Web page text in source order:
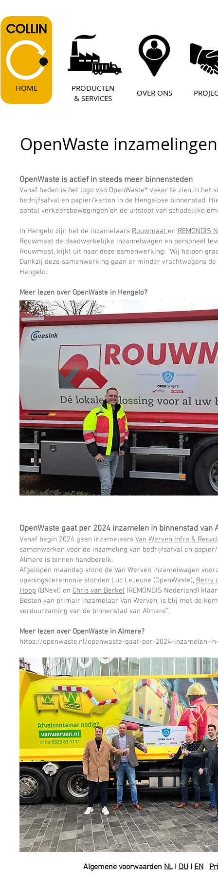
HOME
PRODUCTEN
& SERVICES
OVER ONS
OpenWaste
OpenWaste is actief in steeds meer binnensteden
Vanaf heden is het logo van OpenWaste® vaker te zien in
bedrijfsafval en papier/karton in de Hengelose binnenstad.
aantal verkeersbewegingen en de uitstoot van schadelijke
In Hengelo zijn het de inzamelaars Rouwmaat en REMONDIS
Rouwmaat de daadwerkelijke inzamelwagen en personeel
Rouwmaat, kijkt uit naar deze samenwerking: “Wij helpen
Dankzij deze samenwerking gaan er minder vrachtwagens
Hengelo.”
Meer lezen over OpenWaste in Hengelo?
https://openwaste.nl/binnenstad-hengelo-schoner-door-
OpenWaste gaat per 2024 inzamelen in binnenstad van
Vanaf begin 2024 gaan inzamelaars Van Werven Infra &
samenwerken voor de inzameling van bedrijfsafval en
Almere is binnen handbereik.
Afgelopen maandag stond de Van Werven inzamelwagen
openingsceremonie stonden Luc LeJeune (OpenWaste), Berry
Hoop (BNext) en Chris van Berkel (REMONDIS Nederland)
Besten van primair inzamelaar Van Werven, is blij met de
verduurzaming van de binnenstad van Almere”.
Meer lezen over OpenWaste in Almere?
https://openwaste.nl/openwaste-gaat-per-2024-inzamelen-
Algemene voorwaarden NLIDUIEN